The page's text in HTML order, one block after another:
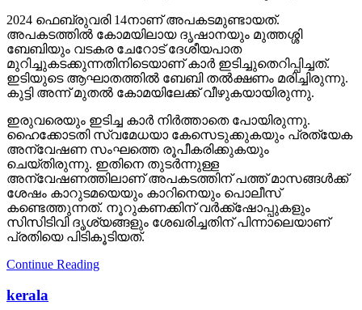
2024 ഫെബ്രുവരി 14നാണ് അപകടമുണ്ടായത്.
അപകടത്തില്‍ കോമയിലായ ദൃഷാനയും മുത്തശ്ശി
ബേബിയും വടകര ചേറോട് ദേശീയപാത
മുറിച്ചുകടക്കുന്നതിനിടെയാണ് കാര്‍ ഇടിച്ചുതെറിപ്പിച്ചത്.
ഇടിയുടെ ആഘാതത്തില്‍ ബേബി തല്‍ക്ഷണം മരിച്ചിരുന്നു.
കുട്ടി അന്ന് മുതല്‍ കോമയിലേക്ക് വീഴുകയായിരുന്നു.
ഇരുവരെയും ഇടിച്ച കാര്‍ നിര്‍ത്താതെ പോയിരുന്നു.
ഹൈക്കോടതി സ്വമേധയാ കേസെടുക്കുകയും പ്രത്യേക
അന്വേഷണ സംഘത്തെ രൂപീകരിക്കുകയും
ചെയ്തിരുന്നു. ഇതിനെ തുടര്‍ന്നുള്ള
അന്വേഷണത്തിലാണ് അപകടത്തിന് പത്ത് മാസങ്ങള്‍ക്ക്
ശേഷം കാറുടമയെയും കാറിനെയും പൊലീസ്
കണ്ടെത്തുന്നത്. നൂറുകണക്കിന് വര്‍ക്ക്‌ഷോപ്പുകളും
സിസിടിവി ദൃശ്യങ്ങളും ശേഖരിച്ചതിന് പിന്നാലെയാണ്
പ്രതിയെ പിടികൂടിയത്.
Continue Reading
kerala